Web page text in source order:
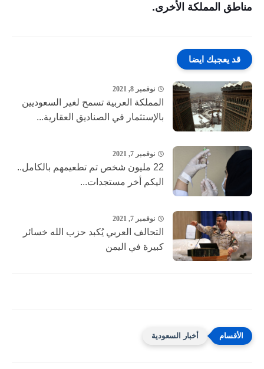
مناطق المملكة الأخرى.
قد يعجبك ايضا
نوفمبر 8, 2021
المملكة العربية تسمح لغير السعوديين
بالإستثمار في الصناديق العقارية...
نوفمبر 7, 2021
22 مليون شخص تم تطعيمهم بالكامل..
اليكم أخر مستجدات...
نوفمبر 7, 2021
التحالف العربي يُكبد حزب الله خسائر
كبيرة في اليمن
أخبار السعودية